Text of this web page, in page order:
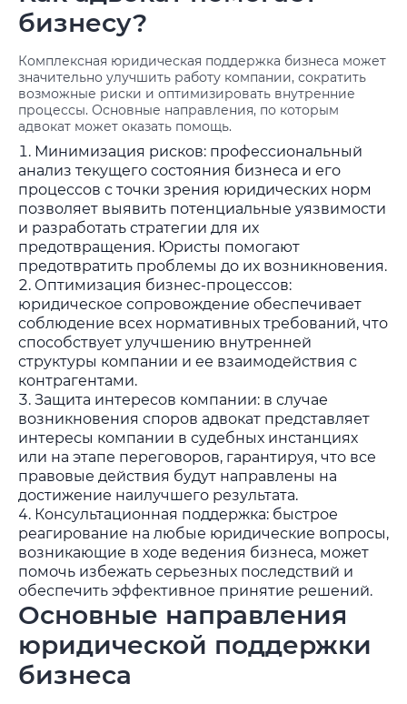
бизнесу?
Комплексная юридическая поддержка бизнеса может
значительно улучшить работу компании, сократить
возможные риски и оптимизировать внутренние
процессы. Основные направления, по которым
адвокат может оказать помощь.
Минимизация рисков: профессиональный
анализ текущего состояния бизнеса и его
процессов с точки зрения юридических норм
позволяет выявить потенциальные уязвимости
и разработать стратегии для их
предотвращения. Юристы помогают
предотвратить проблемы до их возникновения.
Оптимизация бизнес-процессов:
юридическое сопровождение обеспечивает
соблюдение всех нормативных требований, что
способствует улучшению внутренней
структуры компании и ее взаимодействия с
контрагентами.
Защита интересов компании: в случае
возникновения споров адвокат представляет
интересы компании в судебных инстанциях
или на этапе переговоров, гарантируя, что все
правовые действия будут направлены на
достижение наилучшего результата.
Консультационная поддержка: быстрое
реагирование на любые юридические вопросы,
возникающие в ходе ведения бизнеса, может
помочь избежать серьезных последствий и
обеспечить эффективное принятие решений.
Основные направления
юридической поддержки
бизнеса